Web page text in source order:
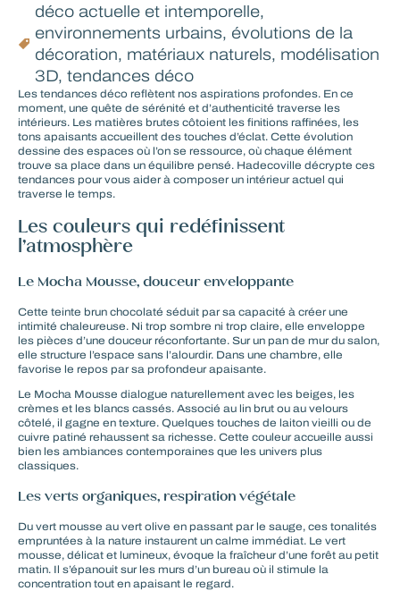
déco actuelle et intemporelle,
environnements urbains, évolutions de la
décoration, matériaux naturels, modélisation
3D, tendances déco
Les tendances déco reflètent nos aspirations profondes. En ce
moment, une quête de sérénité et d’authenticité traverse les
intérieurs. Les matières brutes côtoient les finitions raffinées, les
tons apaisants accueillent des touches d’éclat. Cette évolution
dessine des espaces où l’on se ressource, où chaque élément
trouve sa place dans un équilibre pensé. Hadecoville décrypte ces
tendances pour vous aider à composer un intérieur actuel qui
traverse le temps.
Les couleurs qui redéfinissent
l’atmosphère
Le Mocha Mousse, douceur enveloppante
Cette teinte brun chocolaté séduit par sa capacité à créer une
intimité chaleureuse. Ni trop sombre ni trop claire, elle enveloppe
les pièces d’une douceur réconfortante. Sur un pan de mur du salon,
elle structure l’espace sans l’alourdir. Dans une chambre, elle
favorise le repos par sa profondeur apaisante.
Le Mocha Mousse dialogue naturellement avec les beiges, les
crèmes et les blancs cassés. Associé au lin brut ou au velours
côtelé, il gagne en texture. Quelques touches de laiton vieilli ou de
cuivre patiné rehaussent sa richesse. Cette couleur accueille aussi
bien les ambiances contemporaines que les univers plus
classiques.
Les verts organiques, respiration végétale
Du vert mousse au vert olive en passant par le sauge, ces tonalités
empruntées à la nature instaurent un calme immédiat. Le vert
mousse, délicat et lumineux, évoque la fraîcheur d’une forêt au petit
matin. Il s’épanouit sur les murs d’un bureau où il stimule la
concentration tout en apaisant le regard.